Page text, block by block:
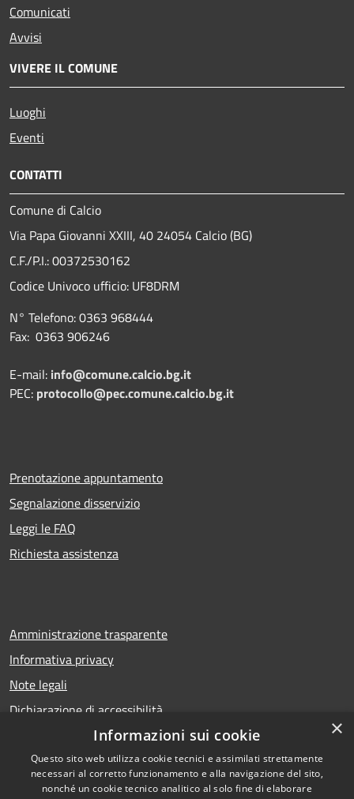
Comunicati
Avvisi
VIVERE IL COMUNE
Luoghi
Eventi
CONTATTI
Comune di Calcio
Via Papa Giovanni XXIII, 40 24054 Calcio (BG)
C.F./P.I.: 00372530162
Codice Univoco ufficio: UF8DRM
N° Telefono: 0363 968444
Fax: 0363 906246
E-mail: info@comune.calcio.bg.it
PEC: protocollo@pec.comune.calcio.bg.it
Prenotazione appuntamento
Segnalazione disservizio
Leggi le FAQ
Richiesta assistenza
Amministrazione trasparente
Informativa privacy
Note legali
Dichiarazione di accessibilità
RSS
Copyright © 2026 • Comune di
×
Informazioni sui cookie
Questo sito web utilizza cookie tecnici e assimilati strettamente
necessari al corretto funzionamento e alla navigazione del sito,
nonché un cookie tecnico analitico al solo fine di elaborare